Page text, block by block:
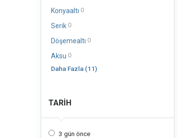
Konyaaltı 0
Serik 0
Döşemealtı 0
Aksu 0
Daha Fazla (11)
TARIH
3 gün önce